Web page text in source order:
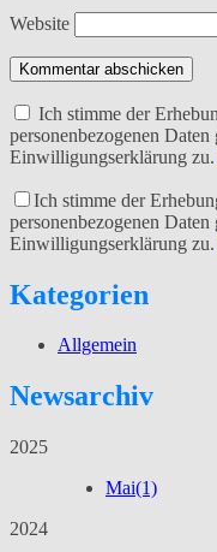
Website
Kommentar abschicken
Ich stimme der
personenbezogenen
Einwilligungserklärung zu.
Ich stimme der
personenbezogenen
Einwilligungserklärung zu.
Kategorien
Allgemein
Newsarchiv
2025
Mai(1)
2024